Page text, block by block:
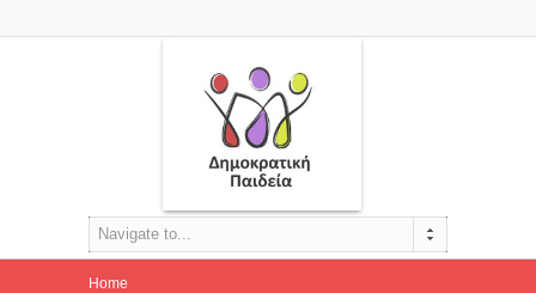
Navigate to...
Home